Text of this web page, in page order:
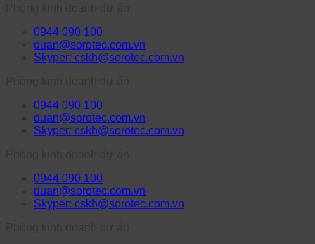
0944 090 100
duan@sorotec.com.vn
Skyper: cskh@sorotec.com.vn
0944 090 100
duan@sorotec.com.vn
Skyper: cskh@sorotec.com.vn
0944 090 100
duan@sorotec.com.vn
Skyper: cskh@sorotec.com.vn